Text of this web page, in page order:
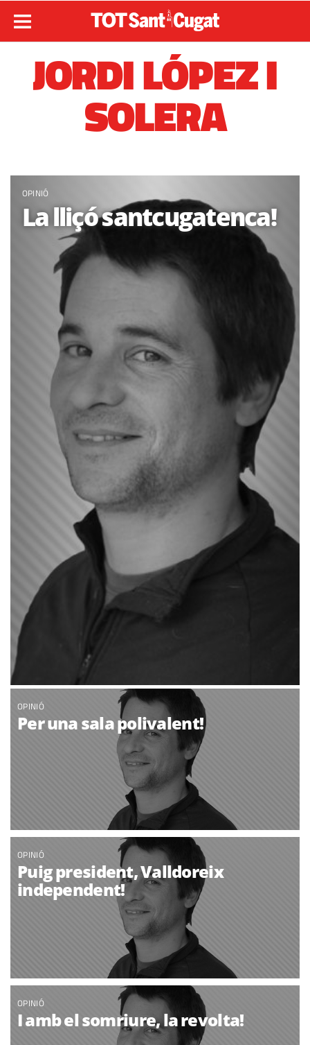
JORDI LÓPEZ I
SOLERA
OPINIÓ
La lliçó santcugatenca!
OPINIÓ
Per una sala polivalent!
OPINIÓ
Puig president, Valldoreix
independent!
OPINIÓ
I amb el somriure, la revolta!